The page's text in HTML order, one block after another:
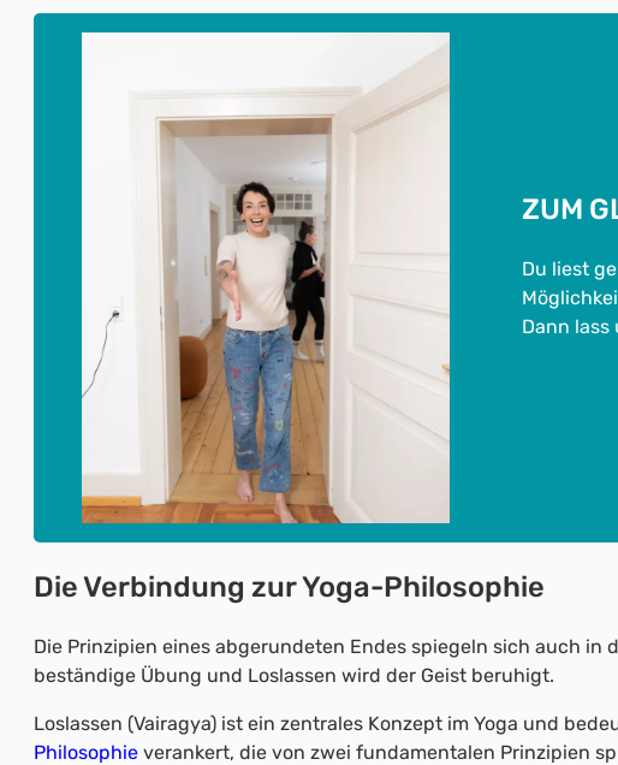
ZUM
Du liest
Dann
Die Verbindung zur Yoga-Philosophie
Die Prinzipien eines abgerundeten Endes spiegeln sich auch in
beständige Übung und Loslassen wird der Geist beruhigt.
Loslassen (Vairagya) ist ein zentrales Konzept im Yoga und
Philosophie verankert, die von zwei fundamentalen Prinzipien